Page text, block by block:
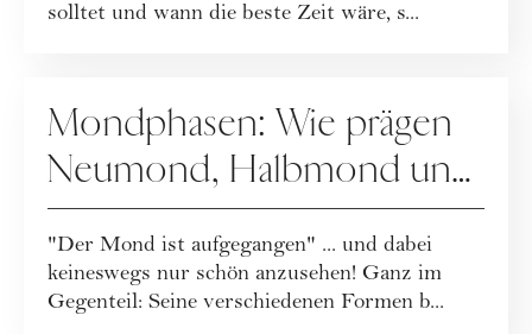
solltet und wann die beste Zeit wäre, s...
Mondphasen: Wie prägen
Neumond, Halbmond und
Vollmond unseren Alltag?
"Der Mond ist aufgegangen" ... und dabei
keineswegs nur schön anzusehen! Ganz im
Gegenteil: Seine verschiedenen Formen b...